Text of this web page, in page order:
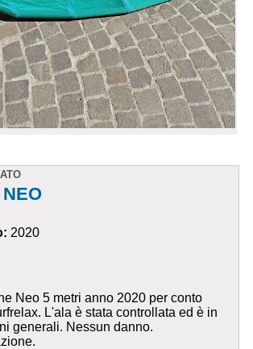
2020
Neo 5 metri anno 2020 per conto
L'ala è stata controllata ed è in
generali. Nessun danno.